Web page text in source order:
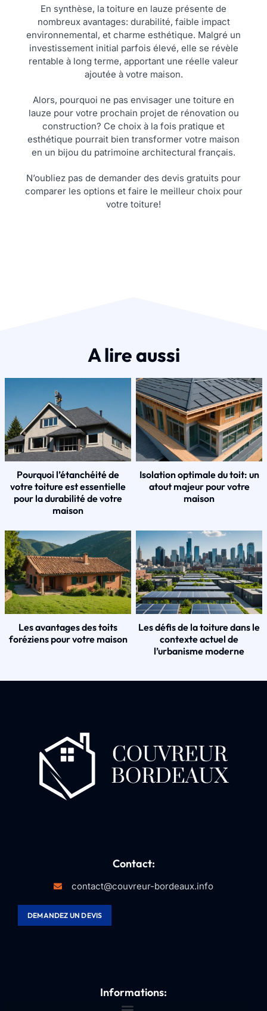
En synthèse, la toiture en lauze présente de
nombreux avantages: durabilité, faible impact
environnemental, et charme esthétique. Malgré un
investissement initial parfois élevé, elle se révèle
rentable à long terme, apportant une réelle valeur
ajoutée à votre maison.
Alors, pourquoi ne pas envisager une toiture en
lauze pour votre prochain projet de rénovation ou
construction? Ce choix à la fois pratique et
esthétique pourrait bien transformer votre maison
en un bijou du patrimoine architectural français.
N’oubliez pas de demander des devis gratuits pour
comparer les options et faire le meilleur choix pour
votre toiture!
A lire aussi
Pourquoi l’étanchéité de
votre toiture est essentielle
pour la durabilité de votre
maison
Isolation optimale du toit: un
atout majeur pour votre
maison
Les avantages des toits
foréziens pour votre maison
Les défis de la toiture dans le
contexte actuel de
l’urbanisme moderne
Contact:
contact@couvreur-bordeaux.info
DEMANDEZ UN DEVIS
Informations: